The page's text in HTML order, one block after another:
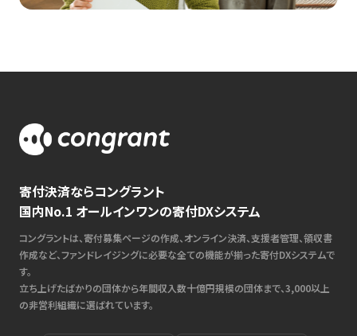
寄付決済ならコングラント
国内No.1 オールインワンの寄付DXシステム
コングラントは、寄付募集ページの作成、オンライン決済、支援者管理、領収書
作成など、ファンドレイジングに必要な全ての機能が揃った寄付DXシステムで
す。
立ち上げたばかりの団体から年間収入数十億円規模の団体まで、3,000以上
の非営利組織に選ばれています。